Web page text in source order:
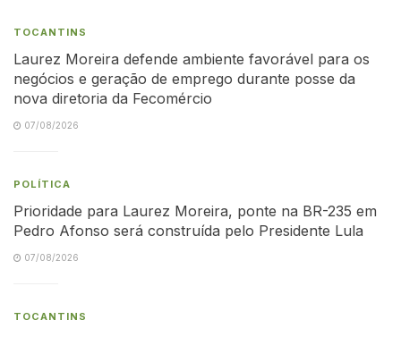
TOCANTINS
Laurez Moreira defende ambiente favorável para os
negócios e geração de emprego durante posse da
nova diretoria da Fecomércio
07/08/2026
POLÍTICA
Prioridade para Laurez Moreira, ponte na BR-235 em
Pedro Afonso será construída pelo Presidente Lula
07/08/2026
TOCANTINS